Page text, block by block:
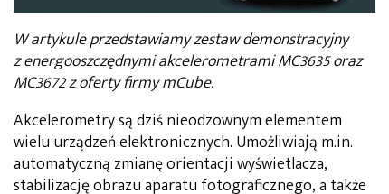
W artykule przedstawiamy zestaw demonstracyjny
z energooszczędnymi akcelerometrami MC3635 oraz
MC3672 z oferty firmy mCube.
Akcelerometry są dziś nieodzownym elementem
wielu urządzeń elektronicznych. Umożliwiają m.in.
automatyczną zmianę orientacji wyświetlacza,
stabilizację obrazu aparatu fotograficznego, a także